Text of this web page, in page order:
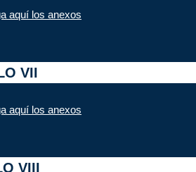
aquí los anexos
VII
aquí los anexos
VIII